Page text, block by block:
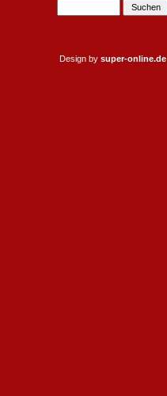
Design by super-online.de